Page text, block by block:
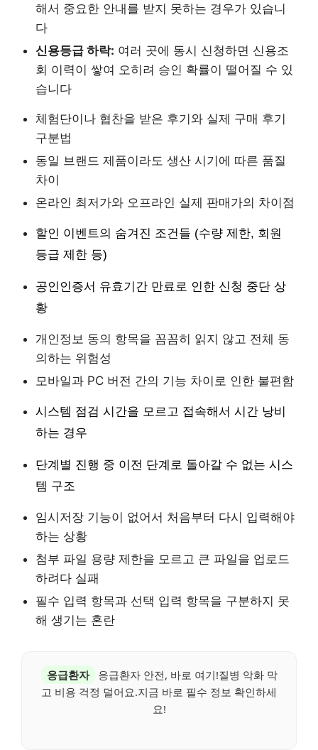
해서 중요한 안내를 받지 못하는 경우가 있습니
다
신용등급 하락: 여러 곳에 동시 신청하면 신용조
회 이력이 쌓여 오히려 승인 확률이 떨어질 수 있
습니다
체험단이나 협찬을 받은 후기와 실제 구매 후기
구분법
동일 브랜드 제품이라도 생산 시기에 따른 품질
차이
온라인 최저가와 오프라인 실제 판매가의 차이점
할인 이벤트의 숨겨진 조건들 (수량 제한, 회원
등급 제한 등)
공인인증서 유효기간 만료로 인한 신청 중단 상
황
개인정보 동의 항목을 꼼꼼히 읽지 않고 전체 동
의하는 위험성
모바일과 PC 버전 간의 기능 차이로 인한 불편함
시스템 점검 시간을 모르고 접속해서 시간 낭비
하는 경우
단계별 진행 중 이전 단계로 돌아갈 수 없는 시스
템 구조
임시저장 기능이 없어서 처음부터 다시 입력해야
하는 상황
첨부 파일 용량 제한을 모르고 큰 파일을 업로드
하려다 실패
필수 입력 항목과 선택 입력 항목을 구분하지 못
해 생기는 혼란
응급환자
응급환자 안전, 바로 여기!질병 악화 막
고 비용 걱정 덜어요.지금 바로 필수 정보 확인하세
요!